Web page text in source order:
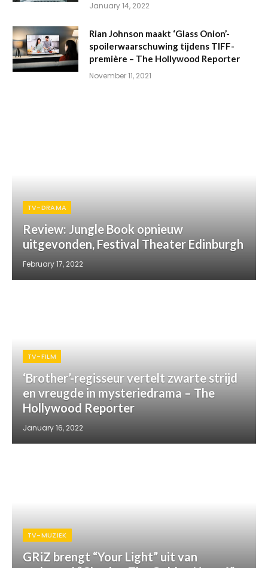
January 14, 2022
Rian Johnson maakt ‘Glass Onion’-
spoilerwaarschuwing tijdens TIFF-
première – The Hollywood Reporter
November 11, 2021
TV-DRAMA
Review: Jungle Book opnieuw
uitgevonden, Festival Theater Edinburgh
February 17, 2022
TV-FILM
‘Brother’-regisseur vertelt zwarte strijd
en vreugde in mysteriedrama – The
Hollywood Reporter
January 16, 2022
TV-MUZIEK
GRiZ brengt “Your Light” uit van